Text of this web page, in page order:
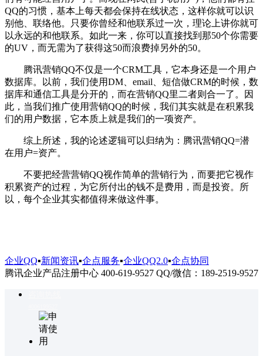
QQ的习惯，基本上每天都会保持在线状态，这样你就可以识
别他、联络他。只要你曾经和他联系过一次，理论上讲你就可
以永远的和他联系。如此一来，你可以直接找到那50个你需要
的UV，而无需为了获得这50而浪费掉另外的50。
腾讯营销QQ不仅是一个CRM工具，它本身还是一个用户
数据库。以前，我们使用DM、email、短信做CRM的时候，数
据库和通信工具是分开的，而在营销QQ里二者则合一了。因
此，当我们推广使用营销QQ的时候，我们其实就是在积累我
们的用户数据，它本质上就是我们的一项资产。
综上所述，我的论述逻辑可以归纳为：腾讯营销QQ=潜
在用户=资产。
不要把经营营销QQ视作简单的营销行为，而要把它视作
积累资产的过程，为它所付出的钱不是费用，而是投资。所
以，每个企业其实都值得来做这件事。
企业QQ▪新闻资讯▪企点服务▪企业QQ2.0▪企点协同
腾讯企业产品注册中心 400-619-9527 QQ/微信：189-2519-9527